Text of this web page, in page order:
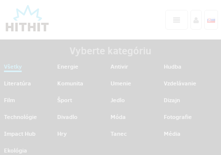
Všetky Energie Antivir
Hudba
Literatúra
Komunita Umenie
Vzdelávanie
Film
Šport Jedlo
Dizajn
Technológie
Divadlo Móda
Fotografie
Impact Hub
Hry Tanec
Média
Ekológia